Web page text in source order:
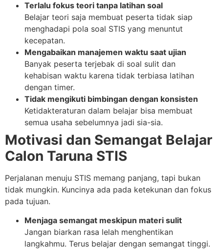
Terlalu fokus teori tanpa latihan soal
Belajar teori saja membuat peserta tidak siap
menghadapi pola soal STIS yang menuntut
kecepatan.
Mengabaikan manajemen waktu saat ujian
Banyak peserta terjebak di soal sulit dan
kehabisan waktu karena tidak terbiasa latihan
dengan timer.
Tidak mengikuti bimbingan dengan konsisten
Ketidakteraturan dalam belajar bisa membuat
semua usaha sebelumnya jadi sia-sia.
Motivasi dan Semangat Belajar
Calon Taruna STIS
Perjalanan menuju STIS memang panjang, tapi bukan
tidak mungkin. Kuncinya ada pada ketekunan dan fokus
pada tujuan.
Menjaga semangat meskipun materi sulit
Jangan biarkan rasa lelah menghentikan
langkahmu. Terus belajar dengan semangat tinggi.